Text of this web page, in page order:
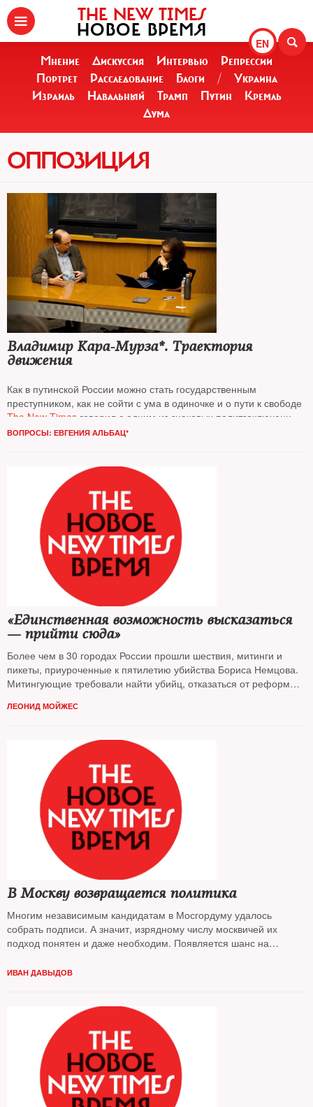
EN
THE NEW TIMES
НОВОЕ ВРЕМЯ
Мнение Дискуссия Интервью
Репрессии
Портрет
Расследование Блоги /
Украина
Израиль
Навальный Трамп Путин
Кремль
Дума
ОППОЗИЦИЯ
Владимир Кара-Мурза*. Траектория
движения
Как в путинской России можно стать государственным
преступником, как не сойти с ума в одиночке и о пути к свободе
The New Times говорил с одним из знаковых политзаключенных
нашего времениВладимиром Кара-Мурзой*
ВОПРОСЫ: ЕВГЕНИЯ АЛЬБАЦ*
«Единственная возможность высказаться
— прийти сюда»
Более чем в 30 городах России прошли шествия, митинги и
пикеты, приуроченные к пятилетию убийства Бориса Немцова.
Митингующие требовали найти убийц, отказаться от реформы
В Москве прошла крупнейшая акция оппозиции с сентября
ЛЕОНИД МОЙЖЕС
В Москву возвращается политика
Многим независимым кандидатам в Мосгордуму удалось
собрать подписи. А значит, изрядному числу москвичей их
подход понятен и даже необходим. Появляется шанс на
большой город страны, считает колумнист
ИВАН ДАВЫДОВ